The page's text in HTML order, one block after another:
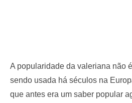
A popularidade da valeriana não
sendo usada há séculos na
que antes era um saber popular